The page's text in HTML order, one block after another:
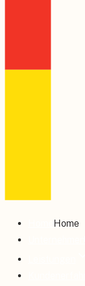
Home